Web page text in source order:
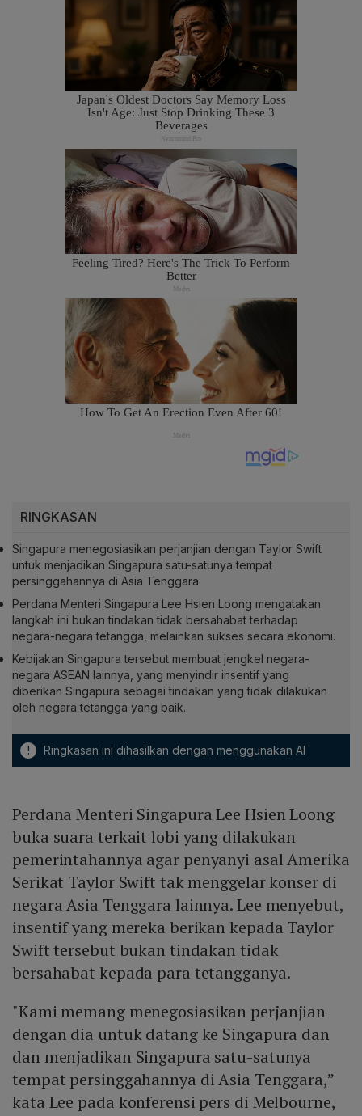
RINGKASAN
Singapura menegosiasikan perjanjian dengan Taylor Swift
untuk menjadikan Singapura satu-satunya tempat
persinggahannya di Asia Tenggara.
Perdana Menteri Singapura Lee Hsien Loong mengatakan
langkah ini bukan tindakan tidak bersahabat terhadap
negara-negara tetangga, melainkan sukses secara ekonomi.
Kebijakan Singapura tersebut membuat jengkel negara-
negara ASEAN lainnya, yang menyindir insentif yang
diberikan Singapura sebagai tindakan yang tidak dilakukan
oleh negara tetangga yang baik.
! Ringkasan ini dihasilkan dengan menggunakan AI
Perdana Menteri Singapura Lee Hsien Loong
buka suara terkait lobi yang dilakukan
pemerintahannya agar penyanyi asal Amerika
Serikat Taylor Swift tak menggelar konser di
negara Asia Tenggara lainnya. Lee menyebut,
insentif yang mereka berikan kepada Taylor
Swift tersebut bukan tindakan tidak
bersahabat kepada para tetangganya.
"Kami memang menegosiasikan perjanjian
dengan dia untuk datang ke Singapura dan
dan menjadikan Singapura satu-satunya
tempat persinggahannya di Asia Tenggara,”
kata Lee pada konferensi pers di Melbourne,